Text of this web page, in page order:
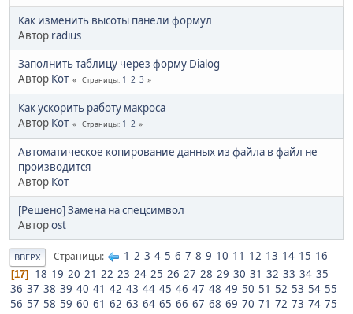
Как изменить высоты панели формул
Автор radius
Заполнить таблицу через форму Dialog
Автор Кот Страницы 1 2 3
Как ускорить работу макроса
Автор Кот Страницы 1 2
Автоматическое копирование данных из файла в файл не
производится
Автор Кот
[Решено] Замена на спецсимвол
Авторost
ВВЕРХ Страницы 1 2 3 4 5 6 7 8 9 10 11 12 13 14 15 16
17 18 19 20 21 22 23 24 25 26 27 28 29 30 31 32 33 34 35
36 37 38 39 40 41 42 43 44 45 46 47 48 49 50 51 52 53 54 55
56 57 58 59 60 61 62 63 64 65 66 67 68 69 70 71 72 73 74 75